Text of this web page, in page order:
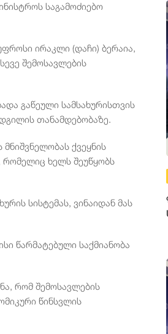
საგამოძიებო
ირაკლი (დაჩი) ბერაია,
შემოსავლების
გაწეული სამსახურისთვის
თანამდებობაზე.
ქვეყნის
ხელს შეუწყობს
სისტემას, ვინაიდან მას
წარმატებული საქმიანობა
რომ შემოსავლების
წინსვლის